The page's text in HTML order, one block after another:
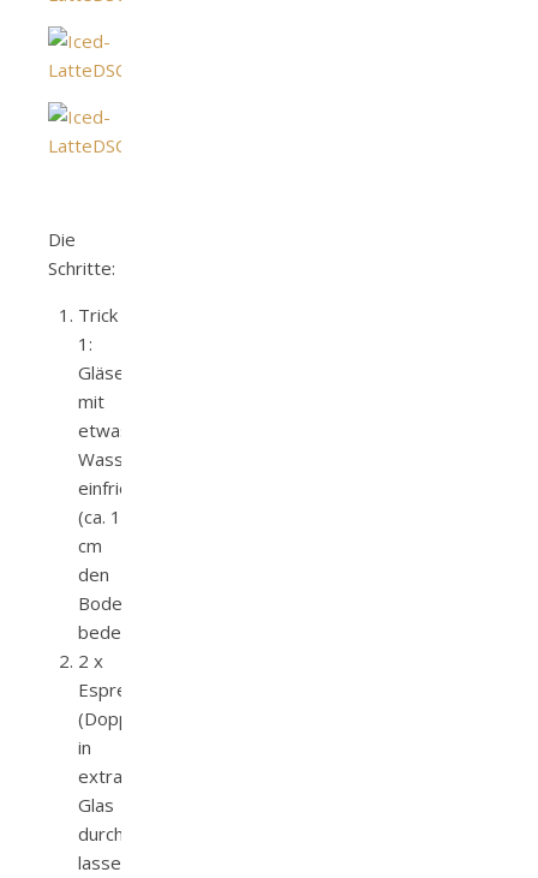
Die
Schritte:
Trick
1:
Gläser
mit
etwas
Wasser
einfrieren
(ca. 1
cm
den
Boden
bedecken)
2 x
Espresso
(Doppio)
in
extra
Glas
durchlaufen
lassen/